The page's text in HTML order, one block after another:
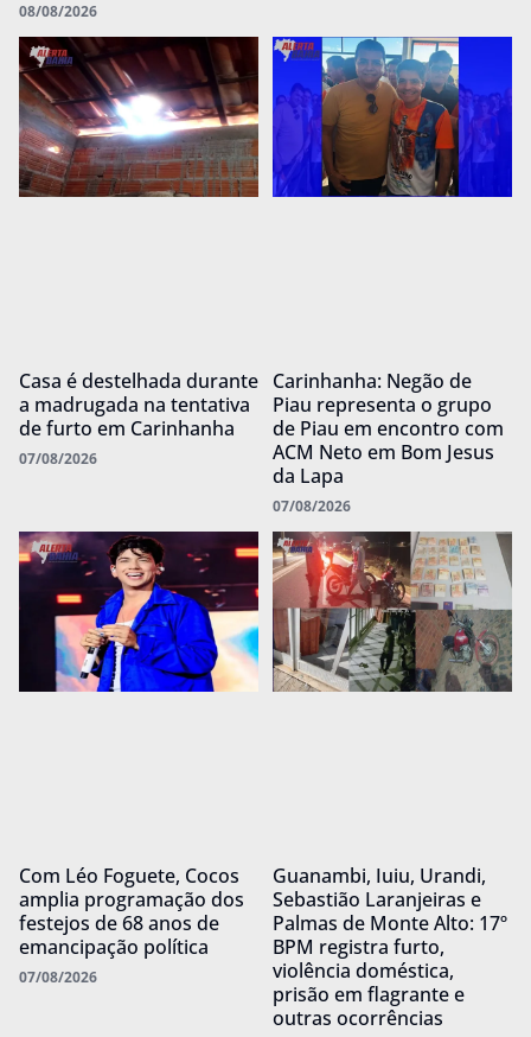
08/08/2026
Casa é destelhada durante
a madrugada na tentativa
de furto em Carinhanha
07/08/2026
Carinhanha: Negão de
Piau representa o grupo
de Piau em encontro com
ACM Neto em Bom Jesus
da Lapa
07/08/2026
Com Léo Foguete, Cocos
amplia programação dos
festejos de 68 anos de
emancipação política
07/08/2026
Guanambi, Iuiu, Urandi,
Sebastião Laranjeiras e
Palmas de Monte Alto: 17º
BPM registra furto,
violência doméstica,
prisão em flagrante e
outras ocorrências